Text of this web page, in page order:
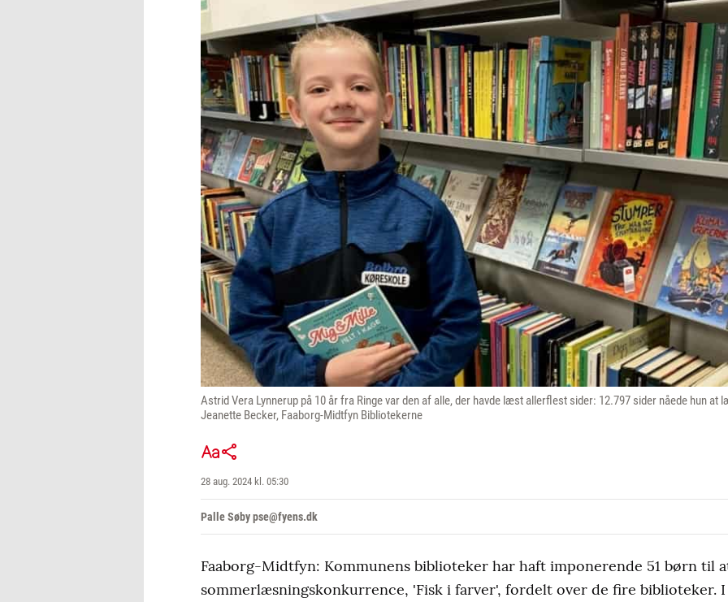
Astrid Vera Lynnerup på 10 år fra Ringe var den af alle, der havde læst allerflest sider: 12.797 sider nåede hun
Jeanette Becker, Faaborg-Midtfyn Bibliotekerne
28 aug. 2024 kl. 05:30
Palle Søby pse@fyens.dk
Faaborg-Midtfyn: Kommunens biblioteker har haft imponerende 51 børn til
sommerlæsningskonkurrence, 'Fisk i farver', fordelt over de fire biblioteker.